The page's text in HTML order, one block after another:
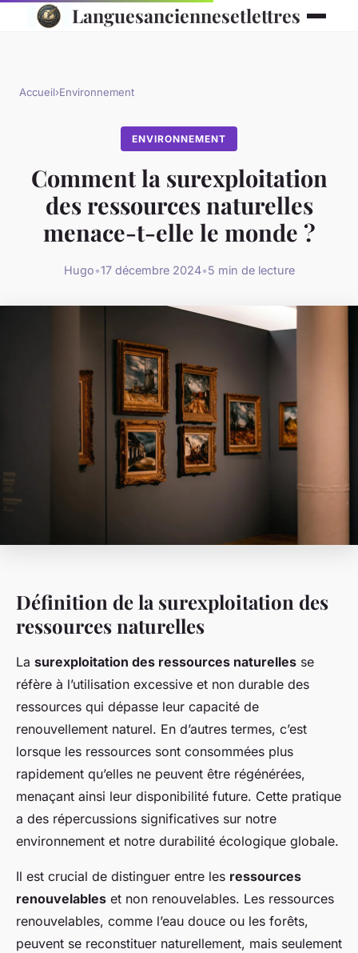
Languesanciennesetlettres
Accueil›Environnement
ENVIRONNEMENT
Comment la surexploitation
des ressources naturelles
menace-t-elle le monde ?
Hugo•17 décembre 2024•5 min de lecture
Définition de la surexploitation des
ressources naturelles
La surexploitation des ressources naturelles se
réfère à l’utilisation excessive et non durable des
ressources qui dépasse leur capacité de
renouvellement naturel. En d’autres termes, c’est
lorsque les ressources sont consommées plus
rapidement qu’elles ne peuvent être régénérées,
menaçant ainsi leur disponibilité future. Cette pratique
a des répercussions significatives sur notre
environnement et notre durabilité écologique globale.
Il est crucial de distinguer entre les ressources
renouvelables et non renouvelables. Les ressources
renouvelables, comme l’eau douce ou les forêts,
peuvent se reconstituer naturellement, mais seulement